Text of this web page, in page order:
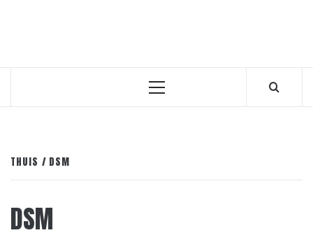
Primair
THUIS DSM
DSM